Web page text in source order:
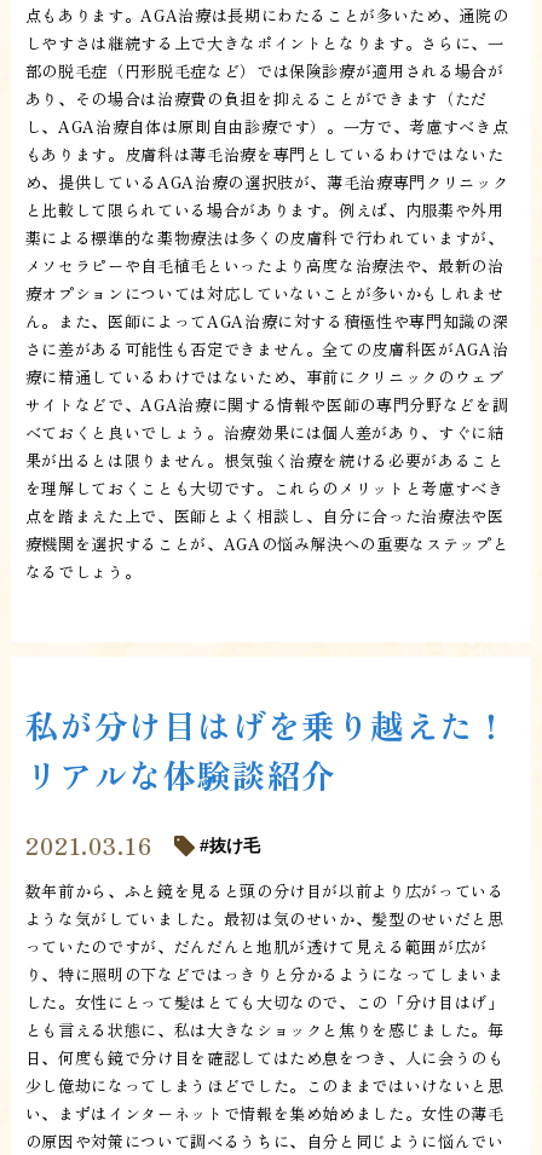
点もあります。AGA治療は長期にわたることが多いため、通院の
しやすさは継続する上で大きなポイントとなります。さらに、一
部の脱毛症（円形脱毛症など）では保険診療が適用される場合が
あり、その場合は治療費の負担を抑えることができます（ただ
し、AGA治療自体は原則自由診療です）。一方で、考慮すべき点
もあります。皮膚科は薄毛治療を専門としているわけではないた
め、提供しているAGA治療の選択肢が、薄毛治療専門クリニック
と比較して限られている場合があります。例えば、内服薬や外用
薬による標準的な薬物療法は多くの皮膚科で行われていますが、
メソセラピーや自毛植毛といったより高度な治療法や、最新の治
療オプションについては対応していないことが多いかもしれませ
ん。また、医師によってAGA治療に対する積極性や専門知識の深
さに差がある可能性も否定できません。全ての皮膚科医がAGA治
療に精通しているわけではないため、事前にクリニックのウェブ
サイトなどで、AGA治療に関する情報や医師の専門分野などを調
べておくと良いでしょう。治療効果には個人差があり、すぐに結
果が出るとは限りません。根気強く治療を続ける必要があること
を理解しておくことも大切です。これらのメリットと考慮すべき
点を踏まえた上で、医師とよく相談し、自分に合った治療法や医
療機関を選択することが、AGAの悩み解決への重要なステップと
なるでしょう。
私が分け目はげを乗り越えた！
リアルな体験談紹介
2021.03.16 抜け毛
数年前から、ふと鏡を見ると頭の分け目が以前より広がっている
ような気がしていました。最初は気のせいか、髪型のせいだと思
っていたのですが、だんだんと地肌が透けて見える範囲が広が
り、特に照明の下などではっきりと分かるようになってしまいま
した。女性にとって髪はとても大切なので、この「分け目はげ」
とも言える状態に、私は大きなショックと焦りを感じました。毎
日、何度も鏡で分け目を確認してはため息をつき、人に会うのも
少し億劫になってしまうほどでした。このままではいけないと思
い、まずはインターネットで情報を集め始めました。女性の薄毛
の原因や対策について調べるうちに、自分と同じように悩んでい